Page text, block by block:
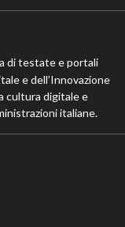
di testate e portali
e dell’Innovazione
cultura digitale e
italiane.